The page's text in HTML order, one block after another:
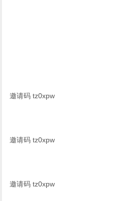
邀请码 tz0xpw
邀请码 tz0xpw
邀请码 tz0xpw